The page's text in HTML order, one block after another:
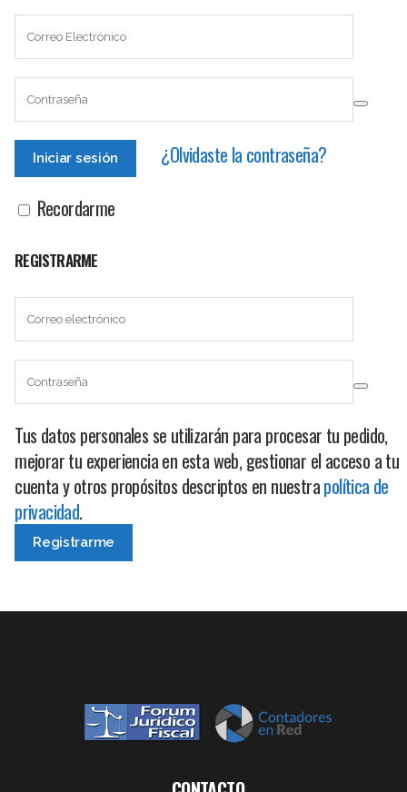
¿Olvidaste la contraseña?
Recordarme
REGISTRARME
Tus datos personales se utilizarán para procesar tu pedido,
mejorar tu experiencia en esta web, gestionar el acceso a tu
cuenta y otros propósitos descriptos en nuestrapolítica de
privacidad.